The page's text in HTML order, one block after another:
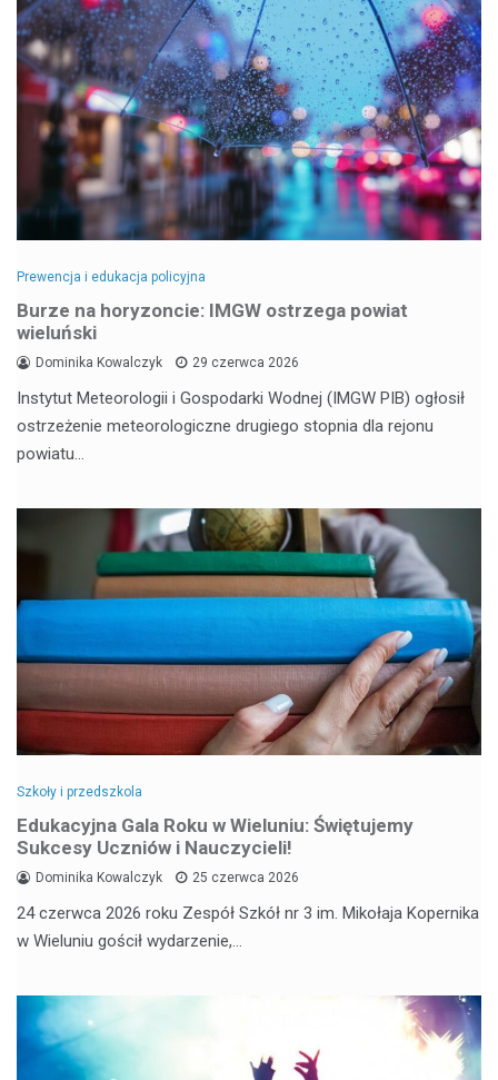
Prewencja i edukacja policyjna
Burze na horyzoncie: IMGW ostrzega powiat
wieluński
Dominika Kowalczyk 29 czerwca 2026
Instytut Meteorologii i Gospodarki Wodnej (IMGW PIB) ogłosił
ostrzeżenie meteorologiczne drugiego stopnia dla rejonu
powiatu…
Szkoły i przedszkola
Edukacyjna Gala Roku w Wieluniu: Świętujemy
Sukcesy Uczniów i Nauczycieli!
Dominika Kowalczyk 25 czerwca 2026
24 czerwca 2026 roku Zespół Szkół nr 3 im. Mikołaja Kopernika
w Wieluniu gościł wydarzenie,…